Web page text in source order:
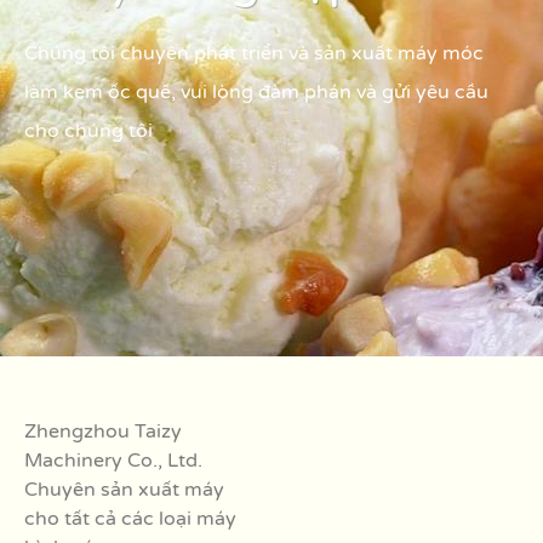
Chúng tôi chuyên phát triển và sản xuất máy móc
làm kem ốc quế, vui lòng đàm phán và gửi yêu cầu
cho chúng tôi
Zhengzhou Taizy
Machinery Co., Ltd.
Chuyên sản xuất máy
cho tất cả các loại máy